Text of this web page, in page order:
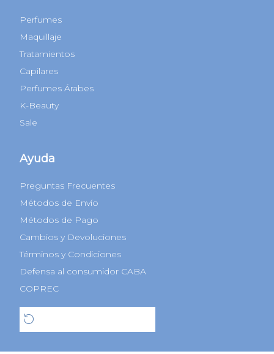
Perfumes
Maquillaje
Tratamientos
Capilares
Perfumes Árabes
K-Beauty
Sale
Ayuda
Preguntas Frecuentes
Métodos de Envío
Métodos de Pago
Cambios y Devoluciones
Términos y Condiciones
Defensa al consumidor CABA
COPREC